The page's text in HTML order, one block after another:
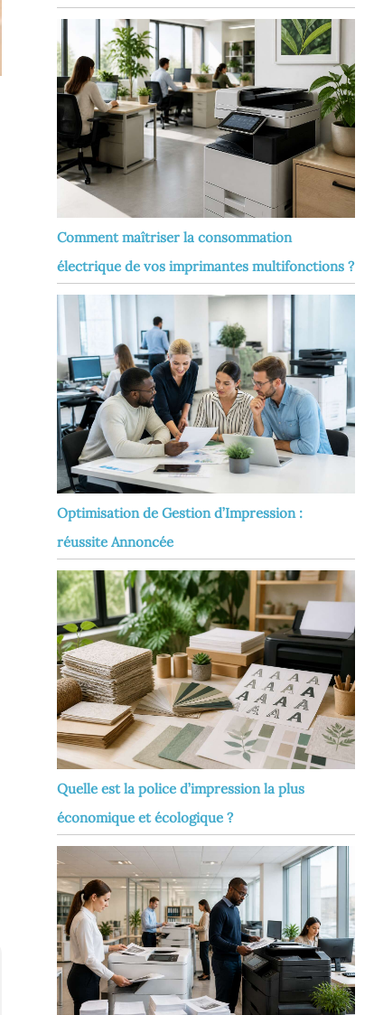
Comment maîtriser la consommation
électrique de vos imprimantes multifonctions ?
Optimisation de Gestion d’Impression :
réussite Annoncée
Quelle est la police d’impression la plus
économique et écologique ?